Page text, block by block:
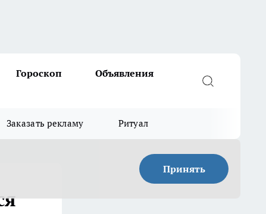
Гороскоп
Объявления
Заказать рекламу Ритуал
Принять